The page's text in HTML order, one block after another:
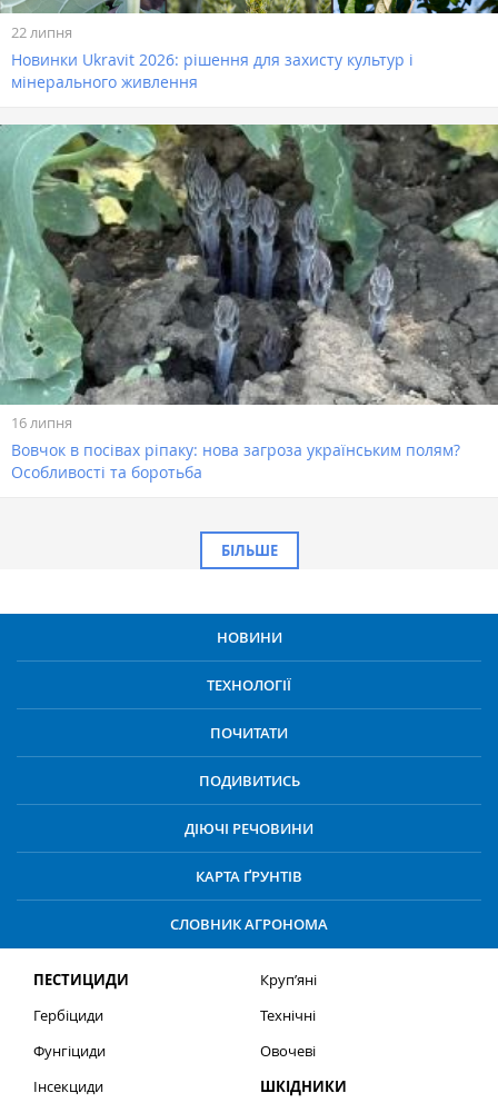
22 липня
Новинки Ukravit 2026: рішення для захисту культур і
мінерального живлення
16 липня
Вовчок в посівах ріпаку: нова загроза українським полям?
Особливості та боротьба
БІЛЬШЕ
НОВИНИ
ТЕХНОЛОГІЇ
ПОЧИТАТИ
ПОДИВИТИСЬ
ДІЮЧІ РЕЧОВИНИ
КАРТА ҐРУНТІВ
СЛОВНИК АГРОНОМА
ПЕСТИЦИДИ
Гербіциди
Фунгіциди
Інсекциди
Круп’яні
Технічні
Овочеві
ШКІДНИКИ